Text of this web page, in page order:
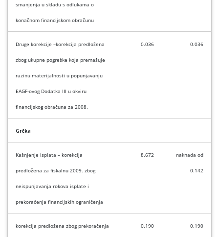
smanjenja u skladu s odlukama o
konačnom financijskom obračunu
Druge korekcije –korekcija predložena
zbog ukupne pogreške koja premašuje
razinu materijalnosti u popunjavanju
EAGF-ovog Dodatka III u okviru
financijskog obračuna za 2008.
0.036 0.036
Grčka
Kašnjenje isplata – korekcija
predložena za fiskalnu 2009. zbog
neispunjavanja rokova isplate i
prekoračenja financijskih ograničenja
8.672 naknada od
0.142
korekcija predložena zbog prekoračenja 0.190 0.190